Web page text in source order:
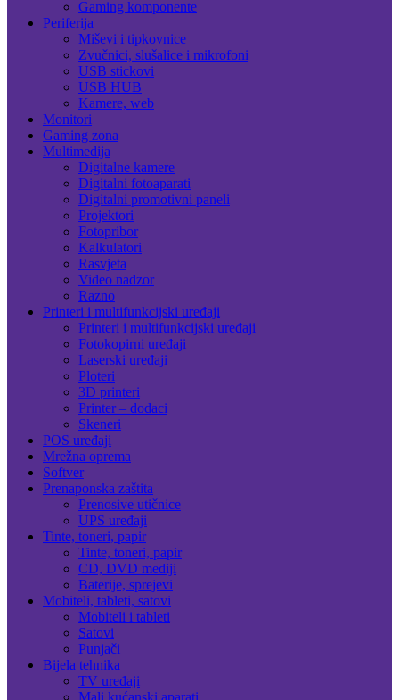
Gaming komponente
Periferija
Miševi i tipkovnice
Zvučnici, slušalice i mikrofoni
USB stickovi
USB HUB
Kamere, web
Monitori
Gaming zona
Multimedija
Digitalne kamere
Digitalni fotoaparati
Digitalni promotivni paneli
Projektori
Fotopribor
Kalkulatori
Rasvjeta
Video nadzor
Razno
Printeri i multifunkcijski uređaji
Printeri i multifunkcijski uređaji
Fotokopirni uređaji
Laserski uređaji
Ploteri
3D printeri
Printer – dodaci
Skeneri
POS uređaji
Mrežna oprema
Softver
Prenaponska zaštita
Prenosive utičnice
UPS uređaji
Tinte, toneri, papir
Tinte, toneri, papir
CD, DVD mediji
Baterije, sprejevi
Mobiteli, tableti, satovi
Mobiteli i tableti
Satovi
Punjači
Bijela tehnika
TV uređaji
Mali kućanski aparati